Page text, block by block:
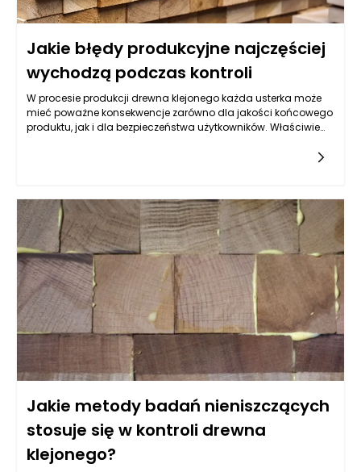
Jakie błędy produkcyjne najczęściej
wychodzą podczas kontroli
W procesie produkcji drewna klejonego każda usterka może
mieć poważne konsekwencje zarówno dla jakości końcowego
produktu, jak i dla bezpieczeństwa użytkowników. Właściwie
niedokładności w pomiarach, co często prowadzi do
nieprawidłowego sklejenia elementów, a tym samym do
osłabienia struktury całej konstrukcji. Niewłaściwe
przygotowanie materiałów, niewłaściwe cięcia oraz błędne
dopasowanie wymiarów mogą skutkować niewłaściwym
ułożeniem elementów. Takie błędy stają się jednym z
największych problemów, z którymi muszą zmierzyć się
producenci.
Jakie metody badań nieniszczących
stosuje się w kontroli drewna
klejonego?